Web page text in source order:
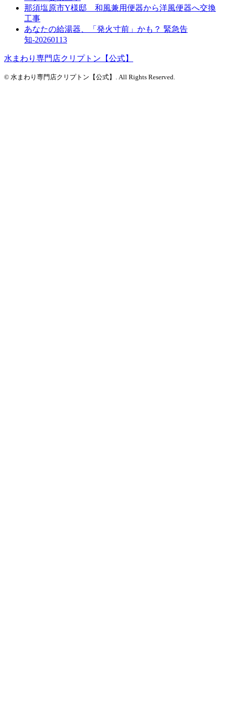
那須塩原市Y様邸 和風兼用便器から洋風便器へ交換
工事
あなたの給湯器、「発火寸前」かも？ 緊急告
知-20260113
水まわり専門店クリプトン【公式】
© 水まわり専門店クリプトン【公式】. All Rights Reserved.